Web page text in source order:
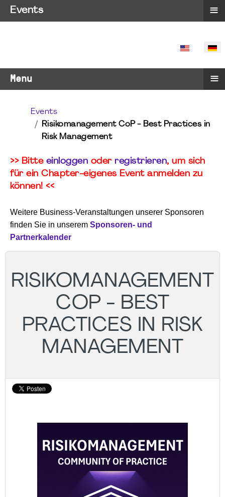
SPRACHE
Menu ≡
Events
Risikomanagement CoP - Best Practices in
Risk Management
>> Bitte einloggen oder registrieren, um sich
für ein Chapter-eigenes Event anmelden zu
können! <<
Weitere Business-Veranstaltungen unserer Sponsoren
finden Sie in unserem Sponsoren- und
Partnerkalender
RISIKOMANAGEMENT
COP - BEST
PRACTICES IN RISK
MANAGEMENT
Events ≡